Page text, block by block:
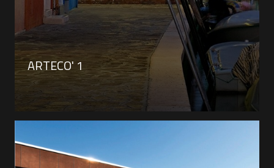
ARTECO' 1